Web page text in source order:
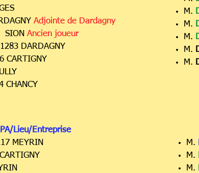
Adjointe de Dardagny
SION Ancien joueur
DARDAGNY
CARTIGNY
CHANCY
M.
M.
M.
M.
M.
Lieu/Entreprise
MEYRIN
M.
M.
M.